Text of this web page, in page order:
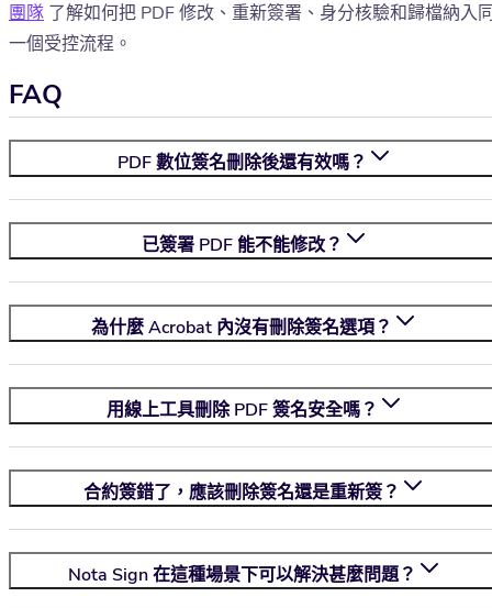
團隊 了解如何把 PDF 修改、重新簽署、身分核驗和歸檔納入
一個受控流程。
FAQ
PDF 數位簽名刪除後還有效嗎？
已簽署 PDF 能不能修改？
為什麼 Acrobat 內沒有刪除簽名選項？
用線上工具刪除 PDF 簽名安全嗎？
合約簽錯了，應該刪除簽名還是重新簽？
Nota Sign在這種場景下可以解決甚麼問題？